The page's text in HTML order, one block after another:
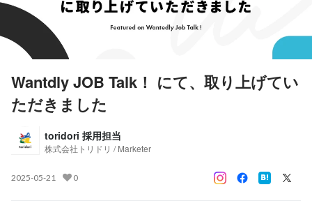
Wantdly JOB Talk！ にて、取り上げてい
ただきました
toridori 採用担当
株式会社トリドリ / Marketer
2025-05-21 0